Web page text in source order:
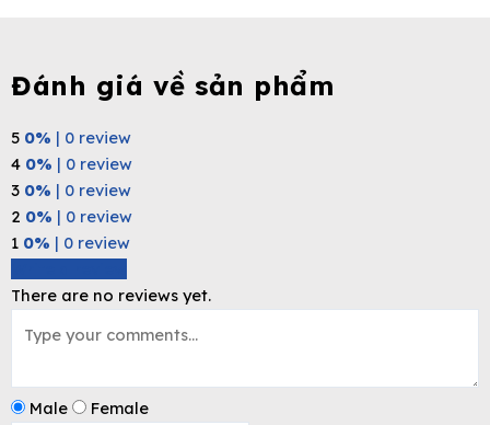
Đánh giá về sản phẩm
5 0% | 0 review
4 0% | 0 review
3 0% | 0 review
2 0% | 0 review
1 0% | 0 review
There are no reviews yet.
Male Female